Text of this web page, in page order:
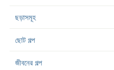
ছড়াসমূহ
ছোট গল্প
জীবনের গল্প